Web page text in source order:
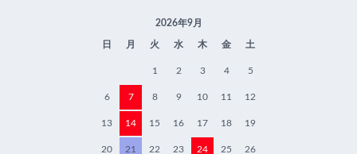
2026年9月
日 月 火 水 木 金 土
1 2 3 4 5
6 7 8 9 10 11 12
13 14 15 16 17 18 19
20 21 22 23 24 25 26